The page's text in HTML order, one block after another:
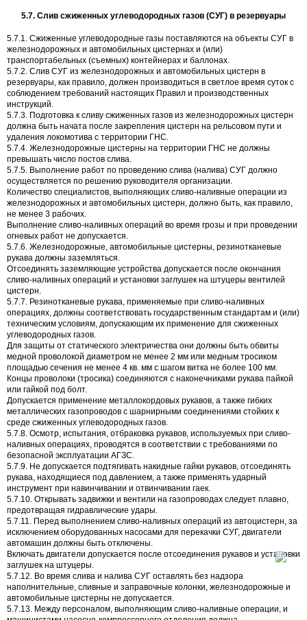
5.7. Слив сжиженных углеводородных газов (СУГ) в резервуары
5.7.1. Сжиженные углеводородные газы поставляются на объекты СУГ в
железнодорожных и автомобильных цистернах и (или)
транспортабельных (съемных) контейнерах и баллонах.
5.7.2. Слив СУГ из железнодорожных и автомобильных цистерн в
резервуары, как правило, должен производиться в светлое время суток с
соблюдением требований настоящих Правил и производственных
инструкций.
5.7.3. Подготовка к сливу сжиженных газов из железнодорожных цистерн
должна быть начата после закрепления цистерн на рельсовом пути и
удаления локомотива с территории ГНС.
5.7.4. Железнодорожные цистерны на территории ГНС не должны
превышать число постов слива.
5.7.5. Выполнение работ по проведению слива (налива) СУГ должно
осуществляется по решению руководителя организации.
Количество специалистов, выполняющих сливо-наливные операции из
железнодорожных и автомобильных цистерн, должно быть, как правило,
не менее 3 рабочих.
Выполнение сливо-наливных операций во время грозы и при проведении
огневых работ не допускается.
5.7.6. Железнодорожные, автомобильные цистерны, резинотканевые
рукава должны заземляться.
Отсоединять заземляющие устройства допускается после окончания
сливо-наливных операций и установки заглушек на штуцеры вентилей
цистерн.
5.7.7. Резинотканевые рукава, применяемые при сливо-наливных
операциях, должны соответствовать государственным стандартам и (или)
техническим условиям, допускающим их применение для сжиженных
углеводородных газов.
Для защиты от статического электричества они должны быть обвиты
медной проволокой диаметром не менее 2 мм или медным тросиком
площадью сечения не менее 4 кв. мм с шагом витка не более 100 мм.
Концы проволоки (тросика) соединяются с наконечниками рукава пайкой
или гайкой под болт.
Допускается применение металлокордовых рукавов, а также гибких
металлических газопроводов с шарнирными соединениями стойких к
среде сжиженных углеводородных газов.
5.7.8. Осмотр, испытания, отбраковка рукавов, используемых при сливо-
наливных операциях, проводятся в соответствии с требованиями по
безопасной эксплуатации АГЗС.
5.7.9. Не допускается подтягивать накидные гайки рукавов, отсоединять
рукава, находящиеся под давлением, а также применять ударный
инструмент при навинчивании и отвинчивании гаек.
5.7.10. Открывать задвижки и вентили на газопроводах следует плавно,
предотвращая гидравлические удары.
5.7.11. Перед выполнением сливо-наливных операций из автоцистерн, за
исключением оборудованных насосами для перекачки СУГ, двигатели
автомашин должны быть отключены.
Включать двигатели допускается после отсоединения рукавов и установки
заглушек на штуцеры.
5.7.12. Во время слива и налива СУГ оставлять без надзора
наполнительные, сливные и заправочные колонки, железнодорожные и
автомобильные цистерны не допускается.
5.7.13. Между персоналом, выполняющим сливо-наливные операции, и